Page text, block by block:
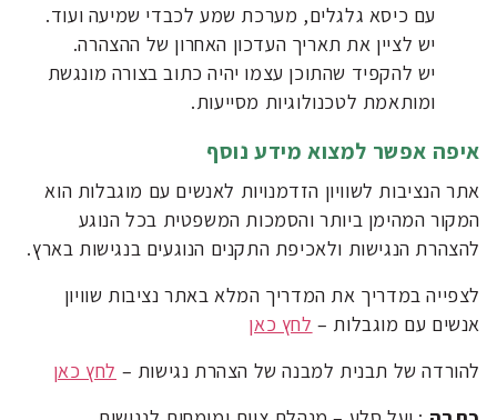
עם כיסא גלגלים, מערכת שמע לכבדי שמיעה ועוד.
יש לציין את תאריך העדכון האחרון של ההצהרה.
יש להקפיד שהתוכן עצמו יהיה כתוב בצורה מונגשת
ומותאמת לטכנולוגיות מסייעות.
איפה אפשר למצוא מידע נוסף
אתר הנציבות לשוויון הזדמנויות לאנשים עם מוגבלות הוא
המקור המהימן ביותר והסמכות המשפטית בכל הנוגע
להצהרת הנגישות ולאכיפת התקנים הנוגעים בנגישות בארץ.
לצפייה במדריך את המדריך המלא באתר נציבות שוויון
אנשים עם מוגבלות – לחץ כאן
להורדה של תבנית למבנה של הצהרת נגישות – לחץ כאן